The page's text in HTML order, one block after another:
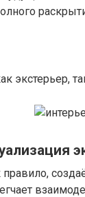
экстерьер,